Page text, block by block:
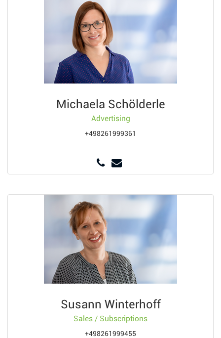
Michaela Schölderle
Advertising
+498261999361
Susann Winterhoff
Sales / Subscriptions
+498261999455